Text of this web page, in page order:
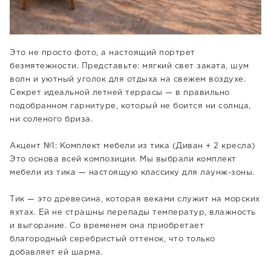
Это не просто фото, а настоящий портрет
безмятежности. Представьте: мягкий свет заката, шум
волн и уютный уголок для отдыха на свежем воздухе.
Секрет идеальной летней террасы — в правильно
подобранном гарнитуре, который не боится ни солнца,
ни соленого бриза.
Акцент №1: Комплект мебели из тика (Диван + 2 кресла)
Это основа всей композиции. Мы выбрали комплект
мебели из тика — настоящую классику для лаунж-зоны.
Тик — это древесина, которая веками служит на морских
яхтах. Ей не страшны перепады температур, влажность
и выгорание. Со временем она приобретает
благородный серебристый оттенок, что только
добавляет ей шарма.